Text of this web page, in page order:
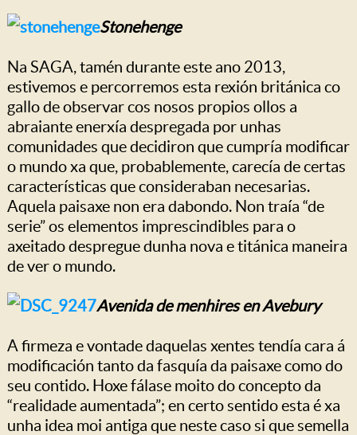
Stonehenge
Na SAGA, tamén durante este ano 2013,
estivemos e percorremos esta rexión británica co
gallo de observar cos nosos propios ollos a
abraiante enerxía despregada por unhas
comunidades que decidiron que cumpría modificar
o mundo xa que, probablemente, carecía de certas
características que consideraban necesarias.
Aquela paisaxe non era dabondo. Non traía “de
serie” os elementos imprescindibles para o
axeitado despregue dunha nova e titánica maneira
de ver o mundo.
Avenida de menhires en Avebury
A firmeza e vontade daquelas xentes tendía cara á
modificación tanto da fasquía da paisaxe como do
seu contido. Hoxe fálase moito do concepto da
“realidade aumentada”; en certo sentido esta é xa
unha idea moi antiga que neste caso si que semella